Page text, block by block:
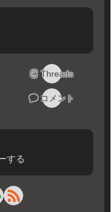
Threads
コメント
する